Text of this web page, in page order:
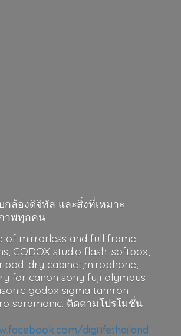
กล้องดิจิทัล และสิ่งที่เหมาะ
าพทุกคน
of mirrorless and full frame
GODOX studio flash, softbox,
dry cabinet,mirophone,
for canon sony fuji olympus
godox sigma tamron
saramonic. ติดตามโปรโมชั่น
digilifethailand